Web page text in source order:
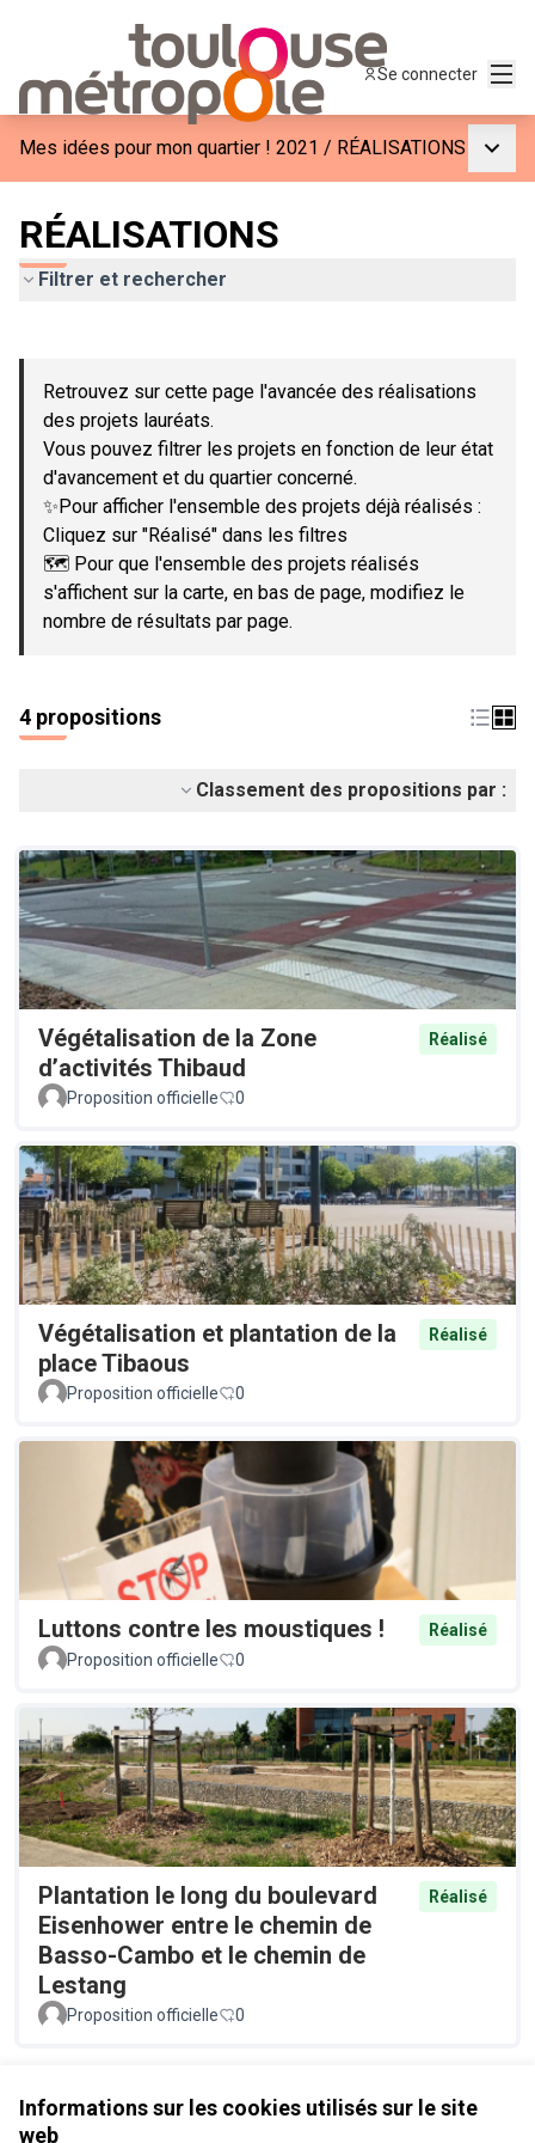
Informations sur les cookies utilisés sur le site
web
Se connecter
Mes idées pour mon quartier ! 2021 / RÉALISATIONS
RÉALISATIONS
Filtrer et rechercher
−
Retrouvez sur cette page l'avancée des réalisations
des projets lauréats.
Vous pouvez filtrer les projets en fonction de leur état
d'avancement et du quartier concerné.
✨Pour afficher l'ensemble des projets déjà réalisés :
Cliquez sur "Réalisé" dans les filtres
🗺️ Pour que l'ensemble des projets réalisés
s'affichent sur la carte, en bas de page, modifiez le
nombre de résultats par page.
4 propositions
Classement des propositions par :
Végétalisation de la Zone
d’activités Thibaud
Réalisé
Proposition officielle 0
Végétalisation et plantation de la
place Tibaous
Réalisé
Proposition officielle 0
Luttons contre les moustiques !
Réalisé
Proposition officielle
0
Plantation le long du boulevard
Eisenhower entre le chemin de
Basso-Cambo et le chemin de
Lestang
Réalisé
Proposition officielle 0